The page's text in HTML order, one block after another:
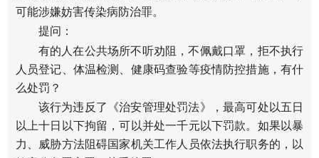
可能涉嫌妨害传染病防治罪。
提问：
有的人在公共场所不听劝阻，不佩戴口罩，拒不执行
人员登记、体温检测、健康码查验等疫情防控措施，有什
么处罚？
该行为违反了《治安管理处罚法》，最高可处以五日
以上十日以下拘留，可以并处一千元以下罚款。如果以暴
力、威胁方法阻碍国家机关工作人员依法执行职务的，以